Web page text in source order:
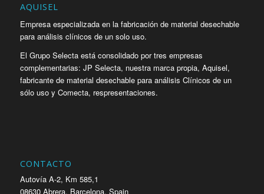
AQUISEL
Empresa especializada en la fabricación de material desechable
para análisis clínicos de un solo uso.
El Grupo Selecta está consolidado por tres empresas
complementarias: JP Selecta, nuestra marca propia, Aquisel,
fabricante de material desechable para análisis Clínicos de un
sólo uso y Comecta, respresentaciones.
CONTACTO
Autovía A-2, Km 585,1
08630 Abrera, Barcelona, Spain